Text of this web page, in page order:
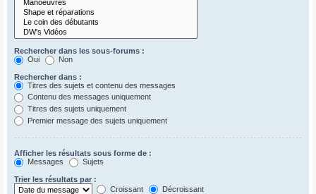
Rechercher dans les sous-forums :
Oui
Non
Rechercher dans :
Titres des sujets et contenu des messages
Contenu des messages uniquement
Titres des sujets uniquement
Premier message des sujets uniquement
Afficher les résultats sous forme de :
Messages
Sujets
Trier les résultats par :
Croissant
Décroissant